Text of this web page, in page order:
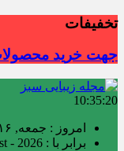
تخفیفات
جهت خرید
10:35:20
امروز : جمعه, ۱۶ مرداد , ۱۴۰۵
برابر با : Friday - 7 August - 2026